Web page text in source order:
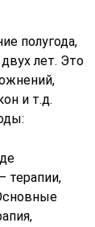
полугода,
лет. Это
и т.д.
терапии,